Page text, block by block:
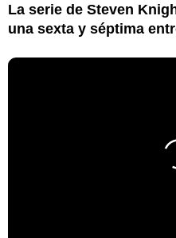
La serie de Steven
una sexta y séptima